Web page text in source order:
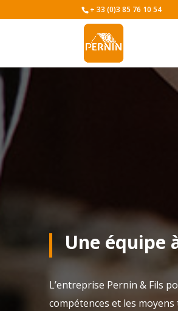
+ 33 (0)3 85 76 10 54
Une équipe
L’entreprise Pernin & Fils
compétences et les